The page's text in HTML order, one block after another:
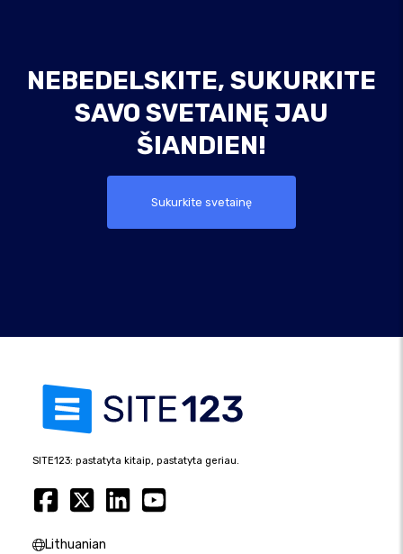
NEBEDELSKITE, SUKURKITE
SAVO SVETAINĘ JAU
ŠIANDIEN!
Sukurkite svetainę
SITE123: pastatyta kitaip, pastatyta geriau.
Lithuanian